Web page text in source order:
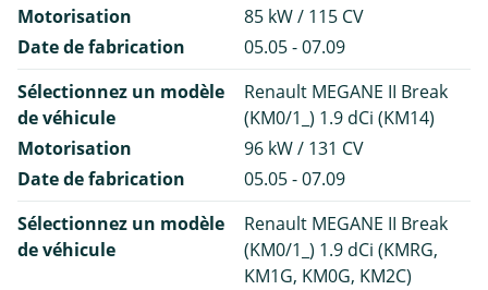
Motorisation
85 kW / 115 CV
Date de fabrication
05.05 - 07.09
Sélectionnez un modèle
de véhicule
Renault MEGANE II Break
(KM0/1_) 1.9 dCi (KM14)
Motorisation
96 kW / 131 CV
Date de fabrication
05.05 - 07.09
Sélectionnez un modèle
de véhicule
Renault MEGANE II Break
(KM0/1_) 1.9 dCi (KMRG,
KM1G, KM0G, KM2C)